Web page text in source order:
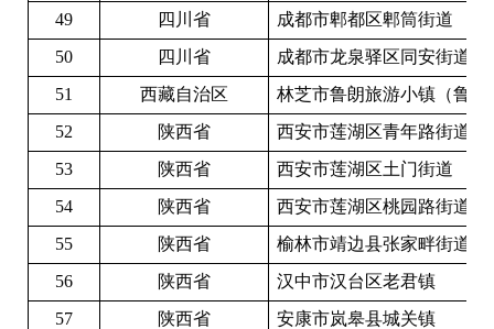
49
四川省
成都市郫都区郫筒街道
50
四川省
成都市龙泉驿区同安街道
51
西藏自治区
林芝市鲁朗旅游小镇（鲁朗
52
陕西省
西安市莲湖区青年路街道
53
陕西省
西安市莲湖区土门街道
54
陕西省
西安市莲湖区桃园路街道
55
陕西省
榆林市靖边县张家畔街道
56
陕西省
汉中市汉台区老君镇
57
陕西省
安康市岚皋县城关镇